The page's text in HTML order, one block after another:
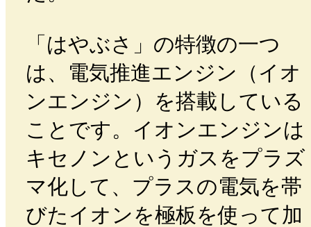
「はやぶさ」の特徴の一つ
は、電気推進エンジン（イオ
ンエンジン）を搭載している
ことです。イオンエンジンは
キセノンというガスをプラズ
マ化して、プラスの電気を帯
びたイオンを極板を使って加